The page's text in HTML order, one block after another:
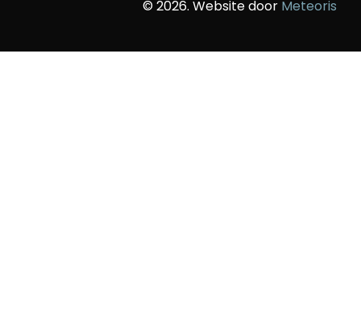
© 2026. Website door Meteoris